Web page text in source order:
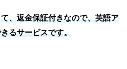
、返金保証付きなので、英語ア
るサービスです。